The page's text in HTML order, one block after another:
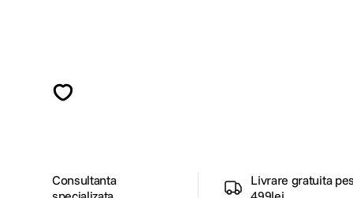
Consultanta
Livrare gratuita